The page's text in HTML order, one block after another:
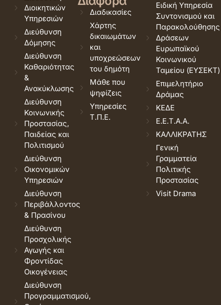
Διοικητικών
Υπηρεσιών
Διεύθυνση
Δόμησης
Διεύθυνση
Καθαριότητας
&
Ανακύκλωσης
Διεύθυνση
Κοινωνικής
Προστασίας,
Παιδείας και
Πολιτισμού
Διεύθυνση
Οικονομικών
Υπηρεσιών
Διεύθυνση
Περιβάλλοντος
& Πρασίνου
Διεύθυνση
Προσχολικής
Αγωγής και
Φροντίδας
Οικογένειας
Διεύθυνση
Προγραμματισμού,
Διαδικασίες
Χάρτης
δικαιωμάτων
και
υποχρεώσεων
του δημότη
Μάθε που
ψηφίζεις
Υπηρεσίες
Τ.Π.Ε.
Ειδική Υπηρεσία
Συντονισμού και
Παρακολούθησης
Δράσεων
Ευρωπαϊκού
Κοινωνικού
Ταμείου (ΕΥΣΕΚΤ)
Επιμελητήριο
Δράμας
ΚΕΔΕ
Ε.Ε.Τ.Α.Α.
ΚΑΛΛΙΚΡΑΤΗΣ
Γενική
Γραμματεία
Πολιτικής
Προστασίας
Visit Drama